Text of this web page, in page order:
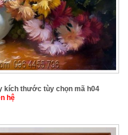
kích thước tùy chọn mã h04
hệ